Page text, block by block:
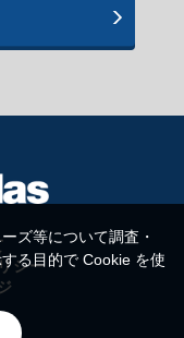
シー
ズ等について調査・
る目的で Cookie を使